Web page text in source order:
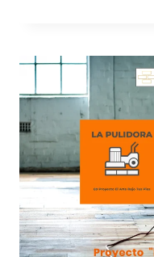
LESIONES:
CONSEJOS
UN